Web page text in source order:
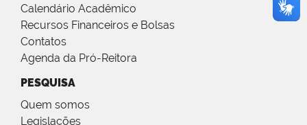
Calendário Acadêmico
Recursos Financeiros e Bolsas
Contatos
Agenda da Pró-Reitora
PESQUISA
Quem somos
Legislações